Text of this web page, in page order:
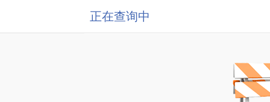
正在查询中